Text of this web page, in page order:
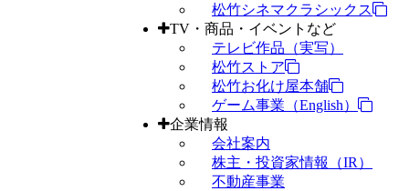
松竹シネマクラシックス
TV・商品・イベントなど
テレビ作品（実写）
松竹ストア
松竹お化け屋本舗
ゲーム事業（English）
企業情報
会社案内
株主・投資家情報（IR）
不動産事業